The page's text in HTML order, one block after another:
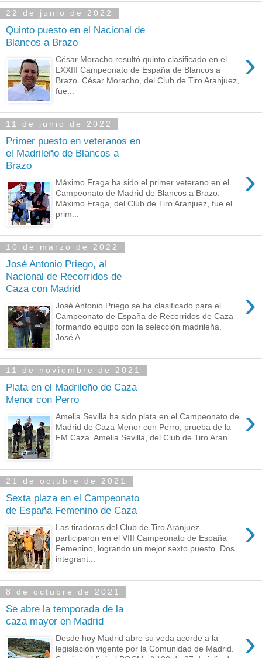
22 de junio de 2022
Quinto puesto en el Nacional de
Blancos a Brazo
›
César Moracho resultó quinto clasificado en el
LXXIII Campeonato de España de Blancos a
Brazo. César Moracho, del Club de Tiro Aranjuez,
fue...
11 de junio de 2022
Primer puesto en veteranos en
el Madrileño de Blancos a
Brazo
›
Máximo Fraga ha sido el primer veterano en el
Campeonato de Madrid de Blancos a Brazo.
Máximo Fraga, del Club de Tiro Aranjuez, fue el
prim...
10 de marzo de 2022
José Antonio Priego, al
Nacional de Recorridos de
Caza con Madrid
›
José Antonio Priego se ha clasificado para el
Campeonato de España de Recorridos de Caza
formando equipo con la selección madrileña.
José A...
11 de noviembre de 2021
Plata en el Madrileño de Caza
Menor con Perro
›
Amelia Sevilla ha sido plata en el Campeonato de
Madrid de Caza Menor con Perro, prueba de la
FM Caza. Amelia Sevilla, del Club de Tiro Aran...
21 de octubre de 2021
Sexta plaza en el Campeonato
de España Femenino de Caza
›
Las tiradoras del Club de Tiro Aranjuez
participaron en el VIII Campeonato de España
Femenino, logrando un mejor sexto puesto. Dos
integrant...
8 de octubre de 2021
Se abre la temporada de la
caza mayor en Madrid
›
Desde hoy Madrid abre su veda acorde a la
legislación vigente por la Comunidad de Madrid.